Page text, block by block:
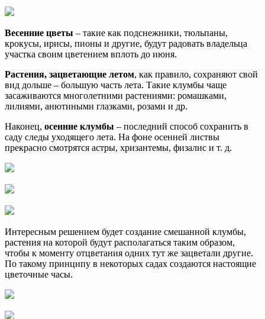
Весенние цветы – такие как подснежники, тюльпаны,
крокусы, ирисы, пионы и другие, будут радовать владельца
участка своим цветением вплоть до июня.
Растения, зацветающие летом, как правило, сохраняют свой
вид дольше – большую часть лета. Такие клумбы чаще
засаживаются многолетними растениями: ромашками,
лилиями, анютиными глазками, розами и др.
Наконец, осенние клумбы – последний способ сохранить в
саду следы уходящего лета. На фоне осенней листвы
прекрасно смотрятся астры, хризантемы, физалис и т. д.
Интересным решением будет создание смешанной клумбы,
растения на которой будут располагаться таким образом,
чтобы к моменту отцветания одних тут же зацветали другие.
По такому принципу в некоторых садах создаются настоящие
цветочные часы.